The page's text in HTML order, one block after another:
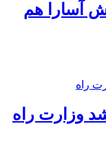
آسارا هم
وزارت راه